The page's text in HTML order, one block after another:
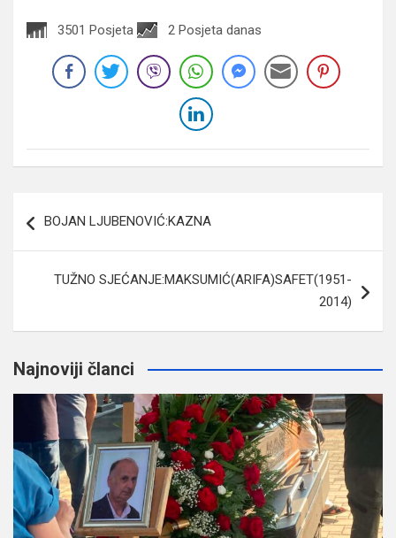
3501 Posjeta 2 Posjeta danas
članaka
BOJAN LJUBENOVIĆ:KAZNA
TUŽNO SJEĆANJE:MAKSUMIĆ(ARIFA)SAFET(1951-
2014)
Najnoviji članci